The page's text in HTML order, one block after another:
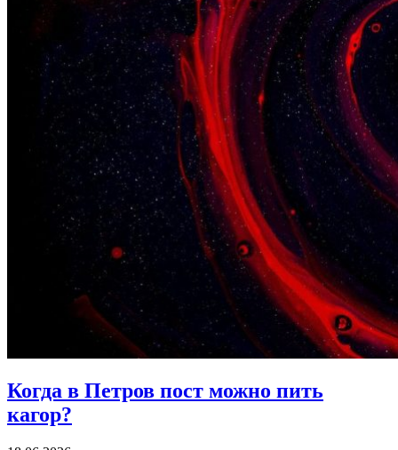
Когда в Петров пост можно пить
кагор?